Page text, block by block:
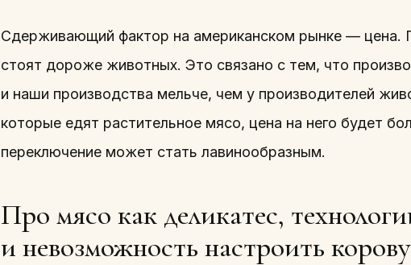
Сдерживающий фактор на американском рынке — цена.
стоят дороже животных. Это связано с тем, что
и наши производства мельче, чем у производителей
которые едят растительное мясо, цена на него будет
переключение может стать лавинообразным.
Про мясо как деликатес,
и невозможность настроить корову